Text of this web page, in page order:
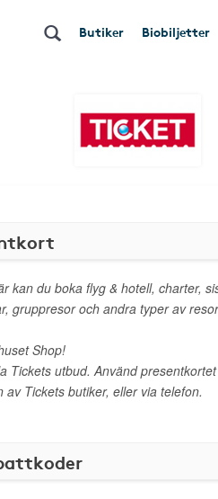
Butiker Biobiljetter
kan du boka flyg & hotell, charter,
gruppresor och andra typer av
Shop!
Tickets utbud. Använd presentkortet
Tickets butiker, eller via telefon.